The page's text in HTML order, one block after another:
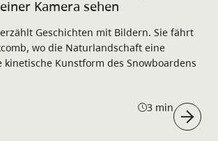
Kamera sehen
Geschichten mit Bildern. Sie fährt
wo die Naturlandschaft eine
kinetische Kunstform des Snowboardens
3 min